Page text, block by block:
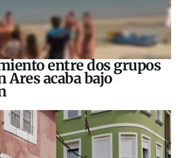
entre dos grupos
Ares acaba bajo